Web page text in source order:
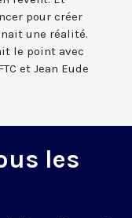
pour créer
une réalité.
le point avec
et Jean Eude
les